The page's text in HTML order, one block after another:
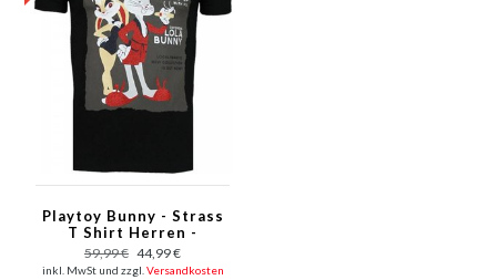
Playtoy Bunny - Strass
T Shirt Herren -
Schwarz
59,99 € 44,99 €
inkl. MwSt und zzgl. Versandkosten